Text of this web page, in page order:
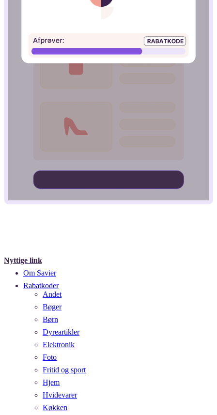
Nyttige link
Om Savier
Rabatkoder
Andet
Bøger
Børn
Dyreartikler
Elektronik
Foto
Fritid og sport
Hjem
Hvidevarer
Køkken